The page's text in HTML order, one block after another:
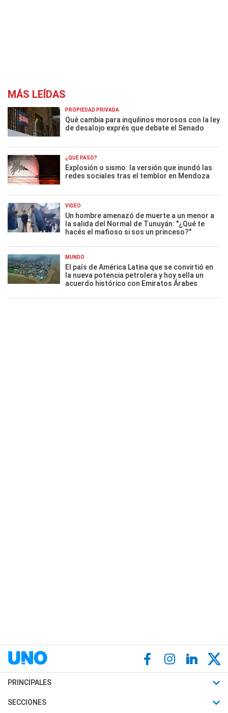
MÁS LEÍDAS
PROPIEDAD PRIVADA
Qué cambia para inquilinos morosos con la ley
de desalojo exprés que debate el Senado
¿QUÉ PASÓ?
Explosión o sismo: la versión que inundó las
redes sociales tras el temblor en Mendoza
VIDEO
Un hombre amenazó de muerte a un menor a
la salida del Normal de Tunuyán: "¿Qué te
hacés el mafioso si sos un princeso?"
MUNDO
El país de América Latina que se convirtió en
la nueva potencia petrolera y hoy sella un
acuerdo histórico con Emiratos Árabes
PRINCIPALES
Últimas Noticias
SECCIONES